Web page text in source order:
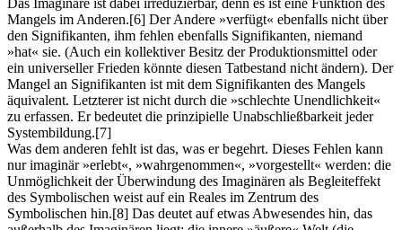
Mangels im Anderen.[6] Der Andere »verfügt« ebenfalls nicht über
den Signifikanten, ihm fehlen ebenfalls Signifikanten, niemand
»hat« sie. (Auch ein kollektiver Besitz der Produktionsmittel oder
ein universeller Frieden könnte diesen Tatbestand nicht ändern). Der
Mangel an Signifikanten ist mit dem Signifikanten des Mangels
äquivalent. Letzterer ist nicht durch die »schlechte Unendlichkeit«
zu erfassen. Er bedeutet die prinzipielle Unabschließbarkeit jeder
Systembildung.[7]
Was dem anderen fehlt ist das, was er begehrt. Dieses Fehlen kann
nur imaginär »erlebt«, »wahrgenommen«, »vorgestellt« werden: die
Unmöglichkeit der Überwindung des Imaginären als Begleiteffekt
des Symbolischen weist auf ein Reales im Zentrum des
Symbolischen hin.[8] Das deutet auf etwas Abwesendes hin, das